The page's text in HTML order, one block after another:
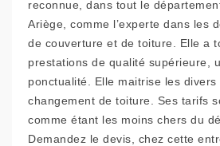
reconnue, dans tout le
Ariège, comme l’experte dans les
de couverture et de toiture. Elle a
prestations de qualité supérieure,
ponctualité. Elle maitrise les
changement de toiture. Ses tarifs
comme étant les moins chers du
Demandez le devis, chez cette